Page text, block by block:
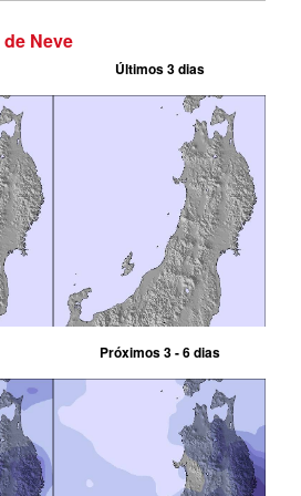
Neve
Últimos 3 dias
Próximos 3 - 6 dias